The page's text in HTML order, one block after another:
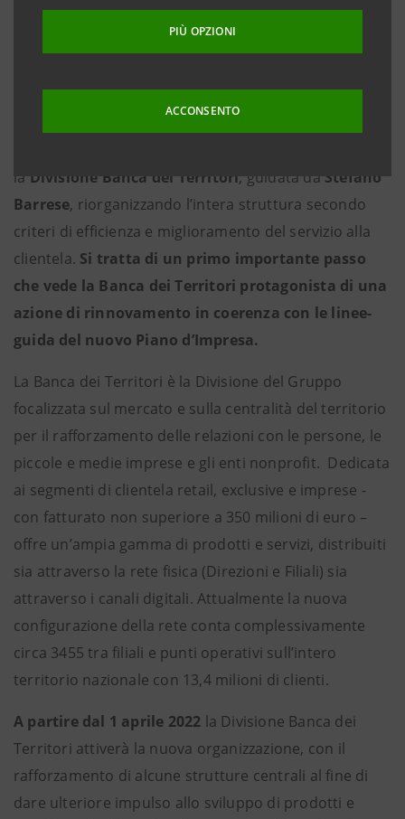
PIÙ OPZIONI
ACCONSENTO
Barrese: la Divisione sempre più motore
della distribuzione di prodotti e servizi di
laDivisione Banca dei Territori, guidata daStefano
Barrese, riorganizzando l’intera struttura secondo
criteri di efficienza e miglioramento del servizio alla
clientela. Si tratta di un primo importante passo
che vede la Banca dei Territori protagonista di una
azione di rinnovamento in coerenza con le linee-
guida del nuovo Piano d’Impresa.
La Banca dei Territori è la Divisione del Gruppo
focalizzata sul mercato e sulla centralità del territorio
per il rafforzamento delle relazioni con le persone, le
piccole e medie imprese e gli enti nonprofit. Dedicata
ai segmenti di clientela retail, exclusive e imprese -
con fatturato non superiore a 350 milioni di euro –
offre un’ampia gamma di prodotti e servizi, distribuiti
sia attraverso la rete fisica (Direzioni e Filiali) sia
attraverso i canali digitali. Attualmente la nuova
configurazione della rete conta complessivamente
circa 3455 tra filiali e punti operativi sull’intero
territorio nazionale con 13,4 milioni di clienti.
A partire dal 1 aprile 2022 la Divisione Banca dei
Territori attiverà la nuova organizzazione, con il
rafforzamento di alcune strutture centrali al fine di
dare ulteriore impulso allo sviluppo di prodotti e